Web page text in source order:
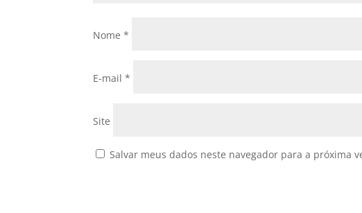
Nome*
E-mail*
Site
Salvar meus dados neste navegador para a próxima